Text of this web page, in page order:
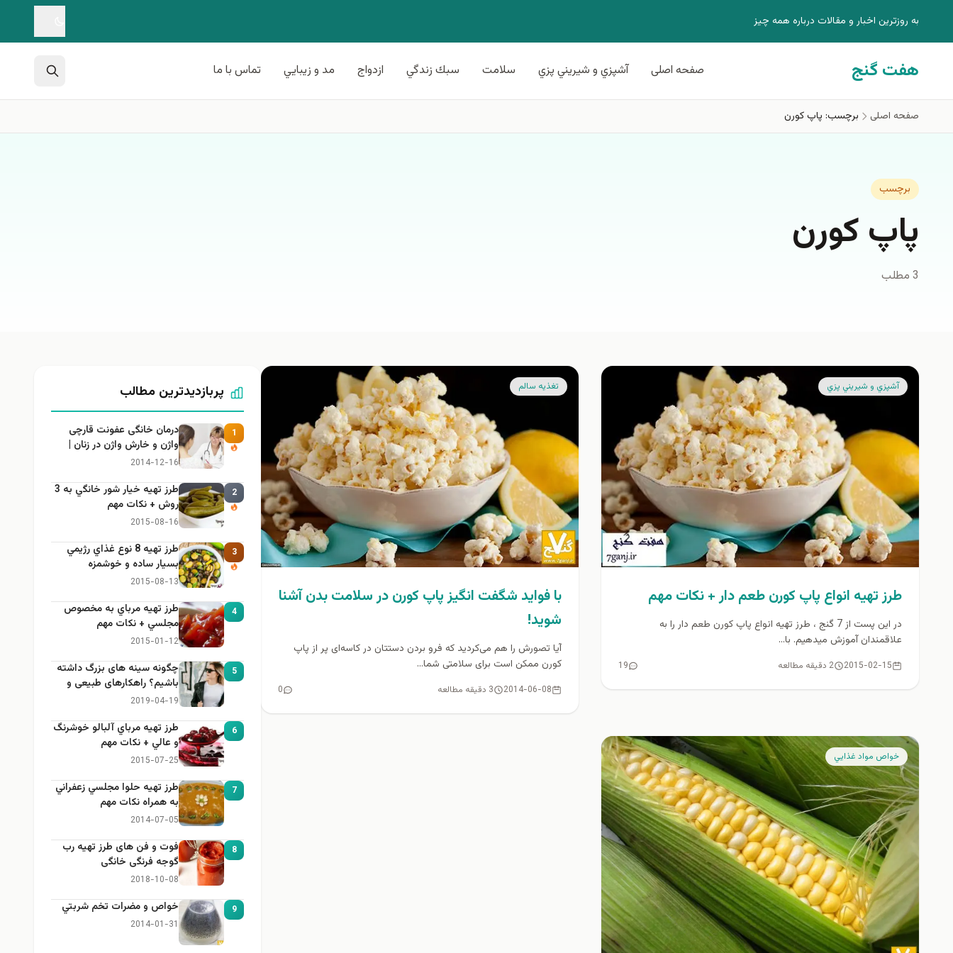
به روزترين اخبار و مقالات درباره همه چيز
هفت گنج صفحه اصلی آشپزي و شيريني پزي سلامت سبك زندگي ازدواج مد و زيبايي تماس با ما
صفحه اصلی برچسب: پاپ كورن
برچسب
پاپ كورن
3 مطلب
آشپزي و شيريني پزي
طرز تهيه انواع پاپ كورن طعم دار + نكات مهم
در اين پست از 7 گنج ، طرز تهيه انواع پاپ كورن طعم دار را به
علاقمندان آموزش ميدهيم. با...
2015-02-15 2 دقیقه مطالعه 19
تغذيه سالم
با فوايد شگفت انگيز پاپ كورن در سلامت بدن آشنا
شويد!
آیا تصورش را هم می‌کردید که فرو بردن دستتان در کاسه‌ای پر از پاپ
كورن ممکن است برای سلامتی شما...
2014-06-08 3 دقیقه مطالعه 0
خواص مواد غذايي
پربازدیدترین مطالب
1
درمان خانگی عفونت قارچی
واژن و خارش واژن در زنان |
راهنمای کامل، ایمن و کاربردی
2014-12-16
2
طرز تهيه خیار شور خانگي به 3
روش + نكات مهم
2015-08-16
3
طرز تهيه 8 نوع غذاي رژيمي
بسيار ساده و خوشمزه
2015-08-13
4
طرز تهيه مرباي به مخصوص
مجلسي + نكات مهم
2015-01-12
5
چگونه سینه های بزرگ داشته
باشیم؟ راهکارهای طبیعی و
خانگی برای بزرگ کردن سینه
2019-04-19
6
طرز تهيه مرباي آلبالو خوشرنگ
و عالي + نكات مهم
2015-07-25
7
طرز تهيه حلوا مجلسي زعفراني
به همراه نكات مهم
2014-07-05
8
فوت و فن های طرز تهیه رب
گوجه فرنگی خانگی
2018-10-08
9 خواص و مضرات تخم شربتي
2014-01-31